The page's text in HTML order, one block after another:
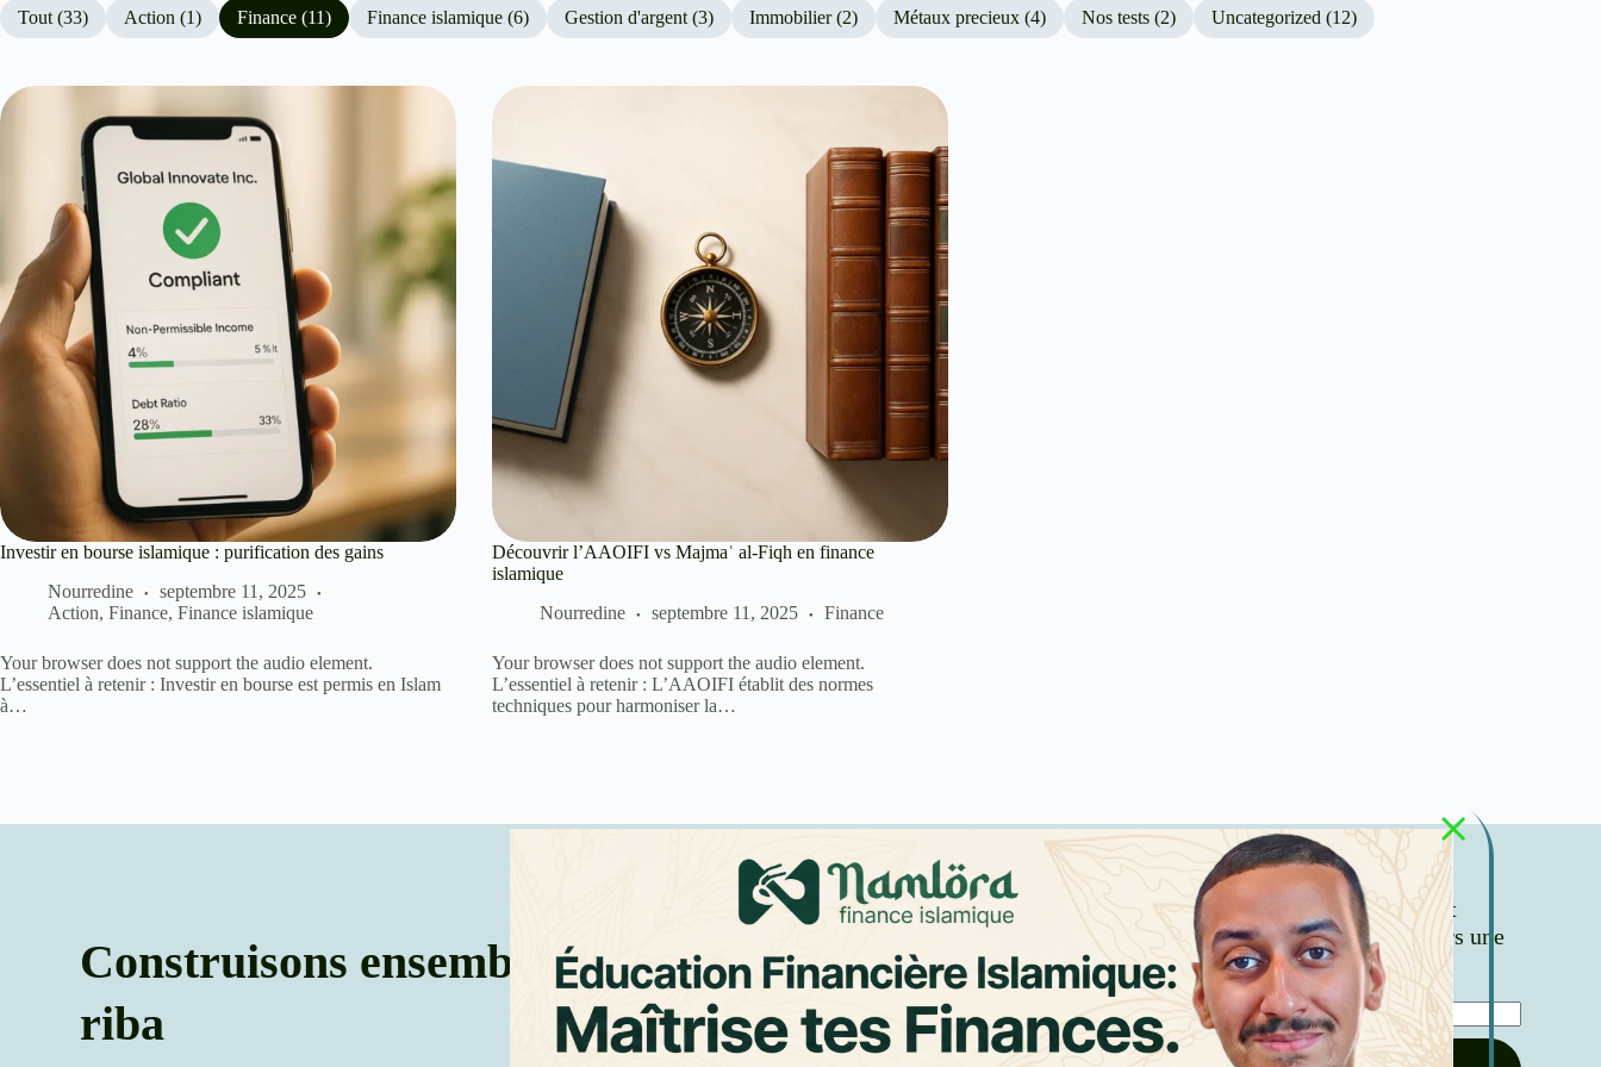
Tout (33) Action (1) Finance (11) Finance islamique (6) Gestion d'argent (3) Immobilier (2) Métaux precieux (4) Nos tests (2) Uncategorized (12)
Investir en bourse islamique : purification des gains
Nourredine
septembre 11, 2025
Action, Finance, Finance islamique
Your browser does not support the audio element.
L’essentiel à retenir : Investir en bourse est permis en Islam
à…
Découvrir l’AAOIFI vs Majmaʿ al-Fiqh en finance
islamique
Nourredine
septembre 11, 2025 Finance
Your browser does not support the audio element.
L’essentiel à retenir : L’AAOIFI établit des normes
techniques pour harmoniser la…
Construisons ensemble un avenir sans
riba
Abonnez-vous à notre newsletter gratuite et
avancez avec une communauté engagée vers une
finance plus juste et éthique.